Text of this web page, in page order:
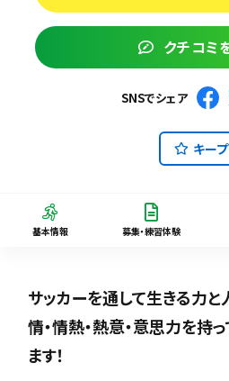
クチコミ
SNSでシェア
キープ
基本情報 募集・練習体験
サッカーを通して生きる力と
情・情熱・熱意・意思力を持
ます！